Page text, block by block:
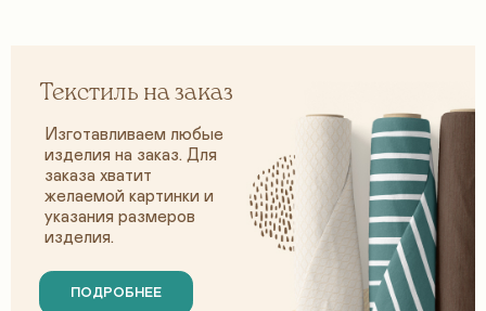
Текстиль на заказ
Изготавливаем любые
изделия на заказ. Для
заказа хватит
желаемой картинки и
указания размеров
изделия.
ПОДРОБНЕЕ